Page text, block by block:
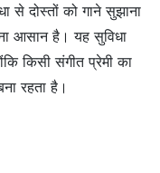
दोस्तों को गाने सुझाना
आसान है। यह सुविधा
किसी संगीत प्रेमी का
रहता है।